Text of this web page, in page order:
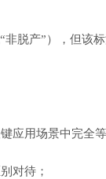
脱产”），但该
用场景中完全等
对待；